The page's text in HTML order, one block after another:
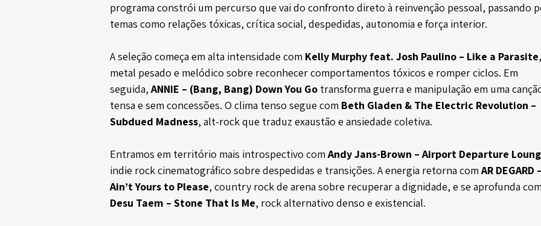
programa constrói um percurso que vai do confronto direto à reinvenção pessoal, passando
temas como relações tóxicas, crítica social, despedidas, autonomia e força interior.
A seleção começa em alta intensidade com Kelly Murphy feat. Josh Paulino – Like a Parasite
metal pesado e melódico sobre reconhecer comportamentos tóxicos e romper ciclos. Em
seguida, ANNIE – (Bang, Bang) Down You Go transforma guerra e manipulação em uma
tensa e sem concessões. O clima tenso segue com Beth Gladen & The Electric Revolution –
Subdued Madness, alt-rock que traduz exaustão e ansiedade coletiva.
Entramos em território mais introspectivo com Andy Jans-Brown – Airport Departure
indie rock cinematográfico sobre despedidas e transições. A energia retorna com AR DEGARD
Ain’t Yours to Please, country rock de arena sobre recuperar a dignidade, e se aprofunda
Desu Taem – Stone That Is Me, rock alternativo denso e existencial.